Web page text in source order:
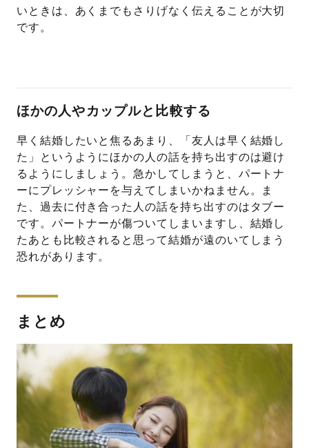
いときは、あくまでもさりげなく伝えることが大切
です。
ほかの人やカップルと比較する
早く結婚したいと焦るあまり、「友人は早く結婚し
た」というようにほかの人の話を持ち出すのは避け
るようにしましょう。急かしてしまうと、パートナ
ーにプレッシャーを与えてしまいかねません。ま
た、過去に付き合った人の話を持ち出すのはタブー
です。パートナーが傷ついてしまいますし、結婚し
たあとも比較されると思って結婚が遠のいてしまう
恐れがあります。
まとめ